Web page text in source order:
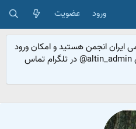
ورود عضویت
ایران انجمن هستید و امکان ورود
به سایت را ندارید، میتوانید با آیدی altin_admin@ در تلگرام تماس